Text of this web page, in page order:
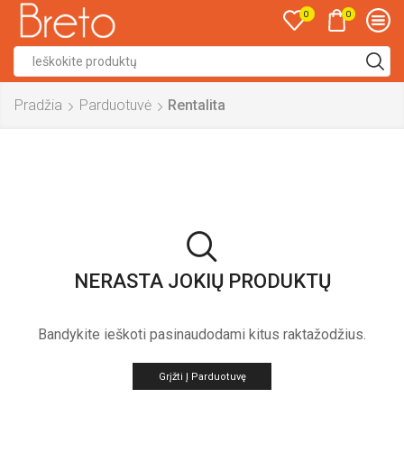
0 0
Pradžia Parduotuvė Rentalita
NERASTA JOKIŲ PRODUKTŲ
Bandykite ieškoti pasinaudodami kitus raktažodžius.
Grįžti Į Parduotuvę